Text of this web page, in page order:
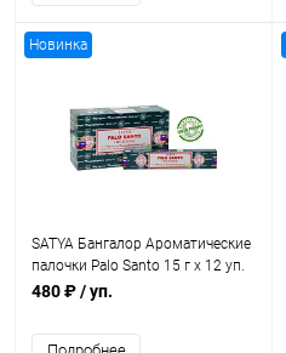
Новинка
SATYA Бангалор Ароматические
палочки Palo Santo 15 г х 12 уп.
480 ₽/ уп.